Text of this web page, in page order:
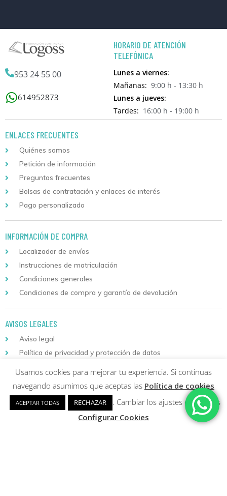
953 24 55 00
614952873
HORARIO DE ATENCIÓN
TELEFÓNICA
Lunes a viernes:
Mañanas: 9:00 h - 13:30 h
Lunes a jueves:
Tardes: 16:00 h - 19:00 h
ENLACES FRECUENTES
Quiénes somos
Petición de información
Preguntas frecuentes
Bolsas de contratación y enlaces de interés
Pago personalizado
INFORMACIÓN DE COMPRA
Localizador de envíos
Instrucciones de matriculación
Condiciones generales
Condiciones de compra y garantía de devolución
AVISOS LEGALES
Aviso legal
Política de privacidad y protección de datos
Descarga nuestra aplicación
para Android
Usamos cookies para mejorar tu experiencia. Si continuas
navegando asumimos que aceptas las Política de cookies
ACEPTAR TODAS RECHAZAR
. Cambiar los ajustes de cookies
Configurar Cookies